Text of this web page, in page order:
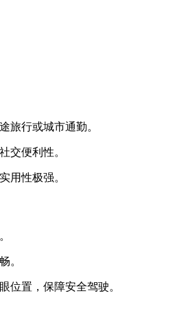
旅行或城市通勤。
交便利性。
用性极强。
。
位置，保障安全驾驶。